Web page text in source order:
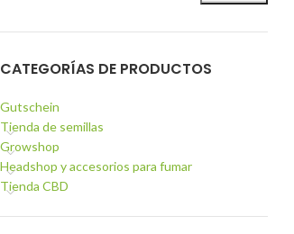
CATEGORÍAS DE PRODUCTOS
Gutschein
Tienda de semillas
Growshop
Headshop y accesorios para fumar
Tienda CBD